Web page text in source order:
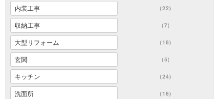
内装工事 (22)
収納工事 (7)
大型リフォーム (18)
玄関 (5)
キッチン (24)
洗面所 (16)